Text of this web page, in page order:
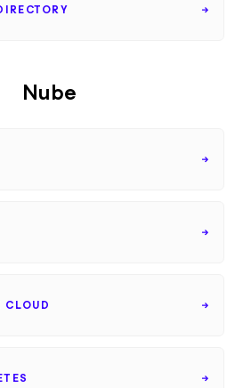
Nube
CLOUD